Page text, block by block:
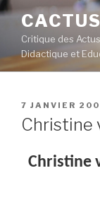
Aller
contenu
principal
Critique des
Didactique et
PUBLIÉ
LE
7 JANVIER
Christine
Christine